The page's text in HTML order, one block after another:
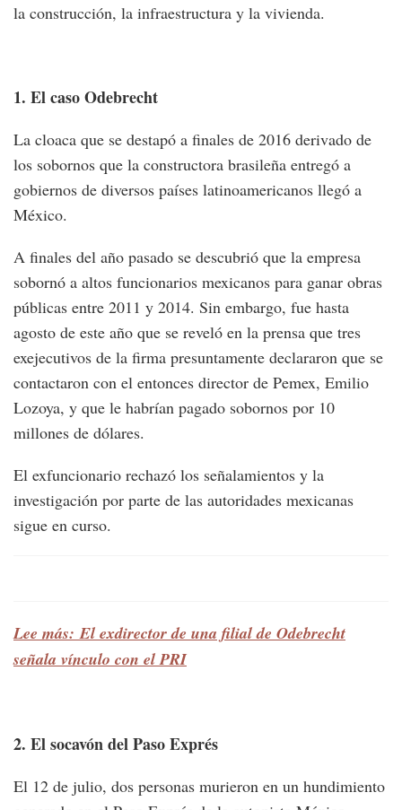
la construcción, la infraestructura y la vivienda.
1. El caso Odebrecht
La cloaca que se destapó a finales de 2016 derivado de
los sobornos que la constructora brasileña entregó a
gobiernos de diversos países latinoamericanos llegó a
México.
A finales del año pasado se descubrió que la empresa
sobornó a altos funcionarios mexicanos para ganar obras
públicas entre 2011 y 2014. Sin embargo, fue hasta
agosto de este año que se reveló en la prensa que tres
exejecutivos de la firma presuntamente declararon que se
contactaron con el entonces director de Pemex, Emilio
Lozoya, y que le habrían pagado sobornos por 10
millones de dólares.
El exfuncionario rechazó los señalamientos y la
investigación por parte de las autoridades mexicanas
sigue en curso.
Lee más: El exdirector de una filial de Odebrecht
señala vínculo con el PRI
2. El socavón del Paso Exprés
El 12 de julio, dos personas murieron en un hundimiento